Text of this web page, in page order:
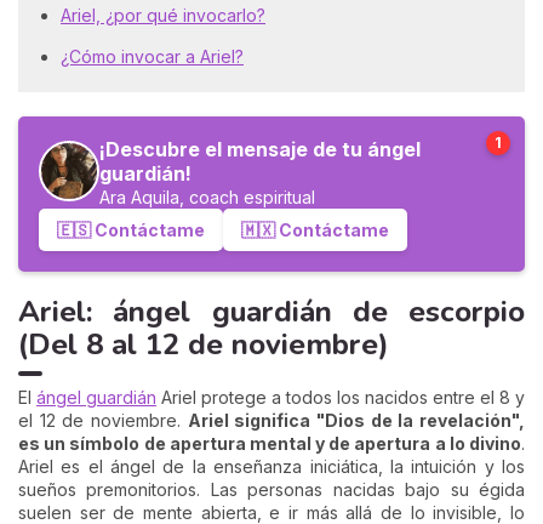
Ariel, ¿por qué invocarlo?
¿Cómo invocar a Ariel?
¡Descubre el mensaje de tu ángel
guardián!
Ara Aquila, coach espiritual
🇪🇸 Contáctame
🇲🇽 Contáctame
1
Ariel: ángel guardián de escorpio
(Del 8 al 12 de noviembre)
El ángel guardián Ariel protege a todos los nacidos entre el 8 y
el 12 de noviembre. Ariel significa "Dios de la revelación",
es un símbolo de apertura mental y de apertura a lo divino.
Ariel es el ángel de la enseñanza iniciática, la intuición y los
sueños premonitorios. Las personas nacidas bajo su égida
suelen ser de mente abierta, e ir más allá de lo invisible, lo